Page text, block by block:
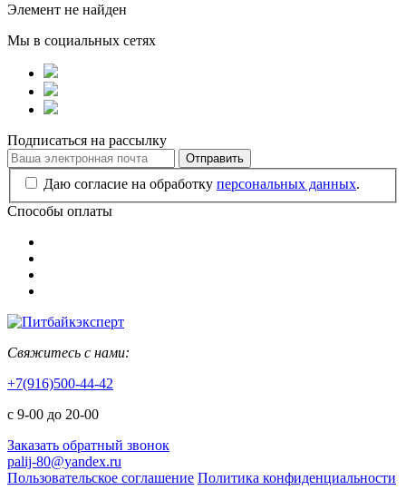
Элемент не найден
Мы в социальных сетях
Подписаться на рассылку
Отправить
Даю согласие на обработку персональных данных.
Способы оплаты
Свяжитесь с нами:
+7(916)500-44-42
с 9-00 до 20-00
Заказать обратный звонок
palij-80@yandex.ru
Пользовательское соглашение Политика конфиденциальности